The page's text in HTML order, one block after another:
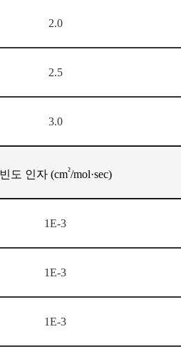
2.0
2.5
3.0
빈도 인자 (cm²/mol·sec)
1E-3
1E-3
1E-3